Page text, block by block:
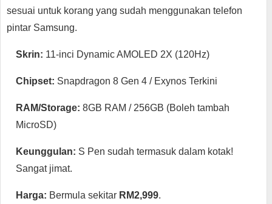
sesuai untuk korang yang sudah menggunakan telefon
pintar Samsung.
Skrin: 11-inci Dynamic AMOLED 2X (120Hz)
Chipset: Snapdragon 8 Gen 4 / Exynos Terkini
RAM/Storage: 8GB RAM / 256GB (Boleh tambah
MicroSD)
Keunggulan: S Pen sudah termasuk dalam kotak!
Sangat jimat.
Harga: Bermula sekitar RM2,999.